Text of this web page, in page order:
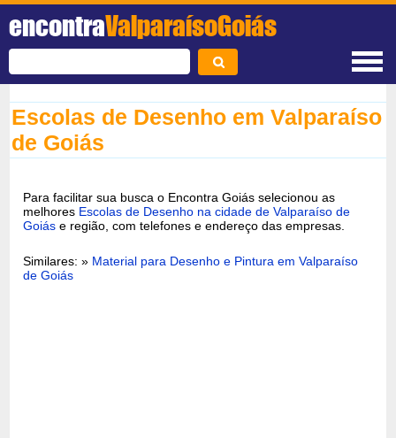
encontraValparaísoGoiás
Escolas de Desenho em Valparaíso
de Goiás
Para facilitar sua busca o Encontra Goiás selecionou as
melhores Escolas de Desenho na cidade de Valparaíso de
Goiás e região, com telefones e endereço das empresas.
Similares: » Material para Desenho e Pintura em Valparaíso
de Goiás